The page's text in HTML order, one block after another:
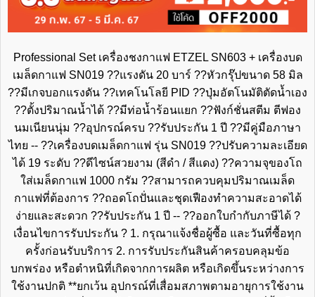
Professional Set เครื่องชงกาแฟ ETZEL SN603 + เครื่องบด
เมล็ดกาแฟ SN019 ??แรงดัน 20 บาร์ ??หัวกรุ๊ปขนาด 58 มิล
??มีเกจบอกแรงดัน ??เทคโนโลยี PID ??ปุ่มอัตโนมัติตัดน้ำเอง
??ตั้งปริมาณน้ำได้ ??มีท่อน้ำร้อนแยก ??ฟังก์ชั่นสตีม ตีฟอง
นมเนียนนุ่ม ??อุปกรณ์ครบ ??รับประกัน 1 ปี ??มีคู่มือภาษา
ไทย -- ??เครื่องบดเมล็ดกาแฟ รุ่น SN019 ??ปรับความละเอียด
ได้ 19 ระดับ ??ดีไซน์สวยงาม (สีดำ / สีแดง) ??ความจุของโถ
ใส่เมล็ดกาแฟ 1000 กรัม ??สามารถควบคุมปริมาณเมล็ด
กาแฟที่ต้องการ ??ถอดโถปั่นและชุดเฟืองทำความสะอาดได้
ง่ายและสะดวก ??รับประกัน 1 ปี -- ??ออกใบกำกับภาษีได้ ?
เงื่อนไขการรับประกัน ? 1. กรุณาแจ้งชื่อผู้ซื้อ และวันที่ซื้อทุก
ครั้งก่อนรับบริการ 2. การรับประกันสินค้าครอบคลุมข้อ
บกพร่อง หรือตำหนิที่เกิดจากการผลิต หรือเกิดขึ้นระหว่างการ
ใช้งานปกติ **ยกเว้น อุปกรณ์ที่เสื่อมสภาพตามอายุการใช้งาน